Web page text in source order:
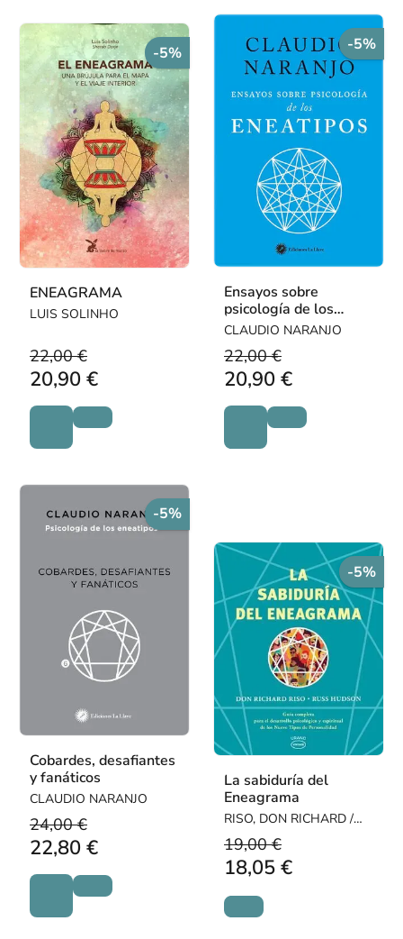
-5%
ENEAGRAMA
LUIS SOLINHO
22,00 €
20,90 €
-5%
Ensayos sobre
psicología de los
eneatipos
CLAUDIO NARANJO
22,00 €
20,90 €
-5%
Cobardes, desafiantes
y fanáticos
CLAUDIO NARANJO
24,00 €
22,80 €
-5%
La sabiduría del
Eneagrama
RISO, DON RICHARD /
HUDSON, RUSS
19,00 €
18,05 €